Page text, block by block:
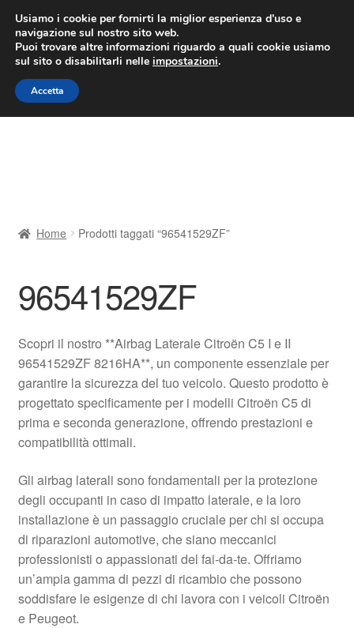
CONSEGNA da 7 EUR
Lun-Ven 9:00 - 16:00/800 580 290
Vai
alla
navigazione
Vai
al
contenuto
Contatto
Il mio account
Pagamenti
Politica sulla riservatezza
Registratore di cassa
Rimostranza
Spedizione in tutto il mondo
Home Prodotti taggati “96541529ZF”
96541529ZF
Scopri il nostro **Airbag Laterale Citroën C5 I e II
96541529ZF 8216HA**, un componente essenziale per
garantire la sicurezza del tuo veicolo. Questo prodotto è
progettato specificamente per i modelli Citroën C5 di
prima e seconda generazione, offrendo prestazioni e
compatibilità ottimali.
Gli airbag laterali sono fondamentali per la protezione
degli occupanti in caso di impatto laterale, e la loro
installazione è un passaggio cruciale per chi si occupa
di riparazioni automotive, che siano meccanici
professionisti o appassionati del fai-da-te. Offriamo
un’ampia gamma di pezzi di ricambio che possono
soddisfare le esigenze di chi lavora con i veicoli Citroën
e Peugeot.
Usiamo i cookie per fornirti la miglior esperienza d'uso e
navigazione sul nostro sito web.
Puoi trovare altre informazioni riguardo a quali cookie usiamo
sul sito o disabilitarli nelle impostazioni.
Accetta